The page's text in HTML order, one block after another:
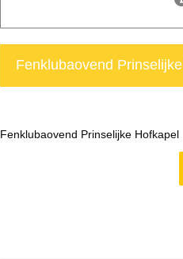
Fenklubaovend
Fenklubaovend Prinselijke Hofkapel